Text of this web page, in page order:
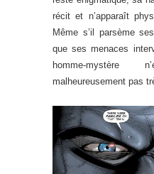
récit et n’apparaît
Même s’il parsème
que ses menaces
homme-mystère
malheureusement pas